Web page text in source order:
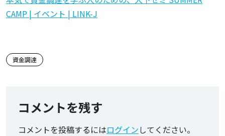
CAMP | イベント | LINK-J
この記事のタグ
資金調達
コメントを残す
コメントを投稿するにはログインしてください。